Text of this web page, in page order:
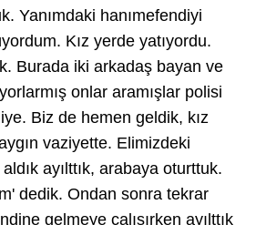
Yanımdaki hanımefendiyi
Kız yerde yatıyordu.
Burada iki arkadaş bayan ve
onlar aramışlar polisi
Biz de hemen geldik, kız
vaziyette. Elimizdeki
ayılttık, arabaya oturttuk.
dedik. Ondan sonra tekrar
gelmeye çalışırken ayılttık